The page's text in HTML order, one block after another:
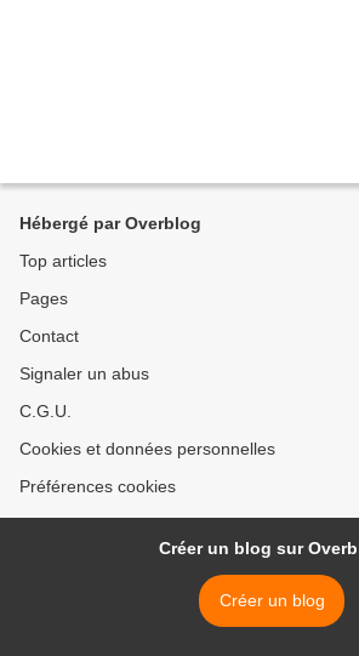
Hébergé par Overblog
Top articles
Pages
Contact
Signaler un abus
C.G.U.
Cookies et données personnelles
Préférences cookies
Créer un blog sur
Créer un blog